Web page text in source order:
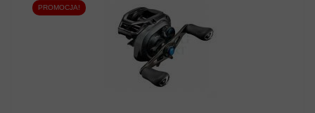
ZOBACZ PRODUKT
PROMOCJA!